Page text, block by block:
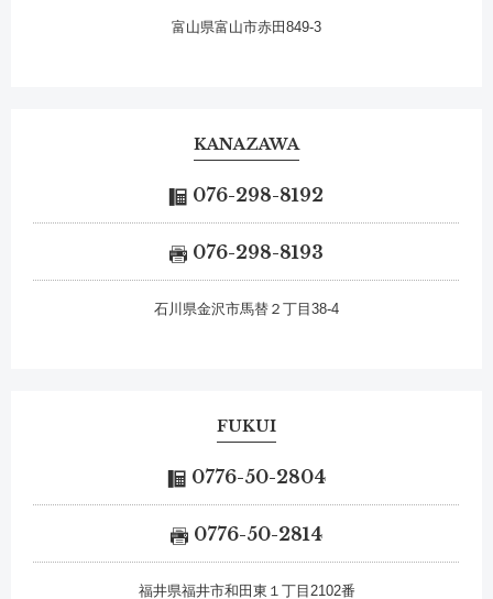
富山県富山市赤田849-3
KANAZAWA
076-298-8192
076-298-8193
石川県金沢市馬替２丁目38-4
FUKUI
0776-50-2804
0776-50-2814
福井県福井市和田東１丁目2102番